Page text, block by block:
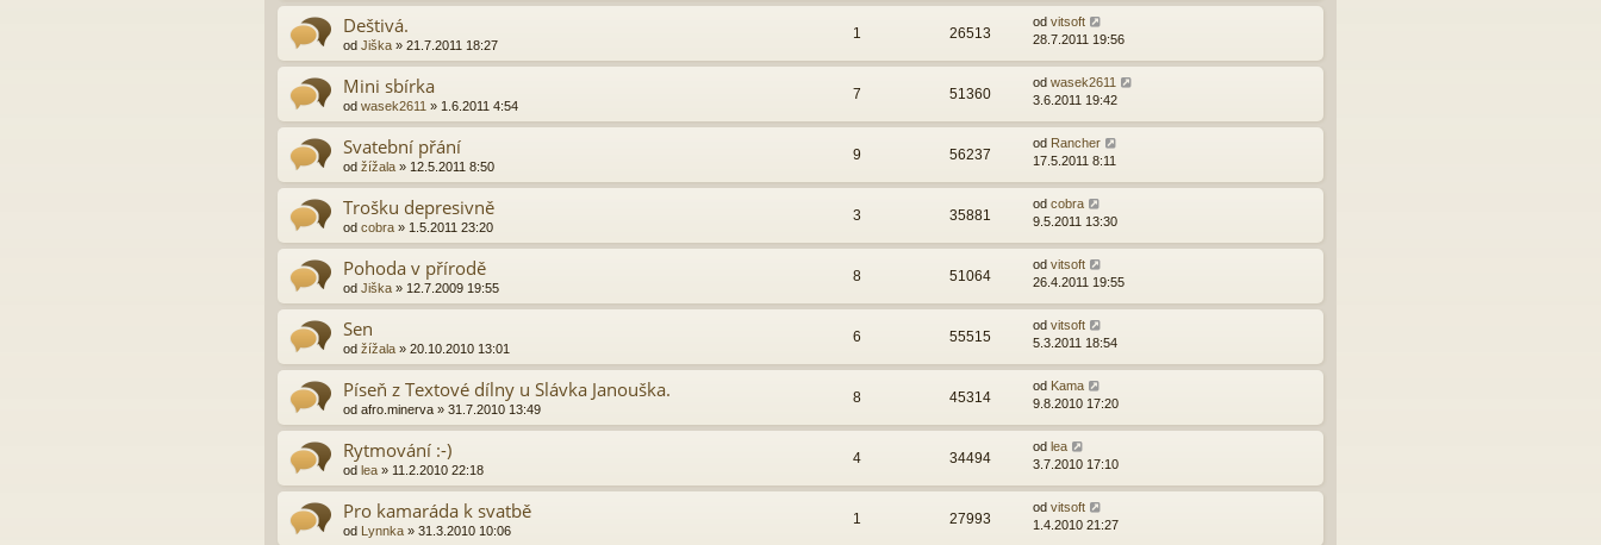
Deštivá.
od Jiška » 21.7.2011 18:27
1 26513
od vitsoft
28.7.2011 19:56
Mini sbírka
od wasek2611 » 1.6.2011 4:54
7 51360
od wasek2611
3.6.2011 19:42
Svatební přání
od žížala » 12.5.2011 8:50
9 56237
od Rancher
17.5.2011 8:11
Trošku depresivně
od cobra » 1.5.2011 23:20
3 35881
od cobra
9.5.2011 13:30
Pohoda v přírodě
od Jiška » 12.7.2009 19:55
8 51064
od vitsoft
26.4.2011 19:55
Sen
od žížala » 20.10.2010 13:01
6 55515
od vitsoft
5.3.2011 18:54
Píseň z Textové dílny u Slávka Janouška.
od afro.minerva » 31.7.2010 13:49
8 45314
od Kama
9.8.2010 17:20
Rytmování :-)
od lea » 11.2.2010 22:18
4 34494
od lea
3.7.2010 17:10
Pro kamaráda k svatbě
od Lynnka » 31.3.2010 10:06
1 27993
od vitsoft
1.4.2010 21:27